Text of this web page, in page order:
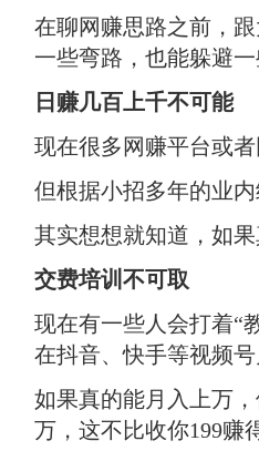
在聊网赚思路之前，
一些弯路，也能躲避一
日赚几百上千不可能
现在很多网赚平台或
但根据小招多年的业
其实想想就知道，如
交费培训不可取
现在有一些人会打着“
在抖音、快手等视频
如果真的能月入上万
万，这不比收你199赚